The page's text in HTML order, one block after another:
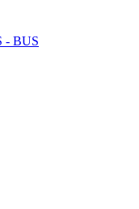
- BUS